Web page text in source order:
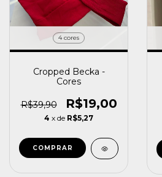
4 cores
Cropped Becka -
Cores
R$39,90 R$19,00
4 x de R$5,27
COMPRAR